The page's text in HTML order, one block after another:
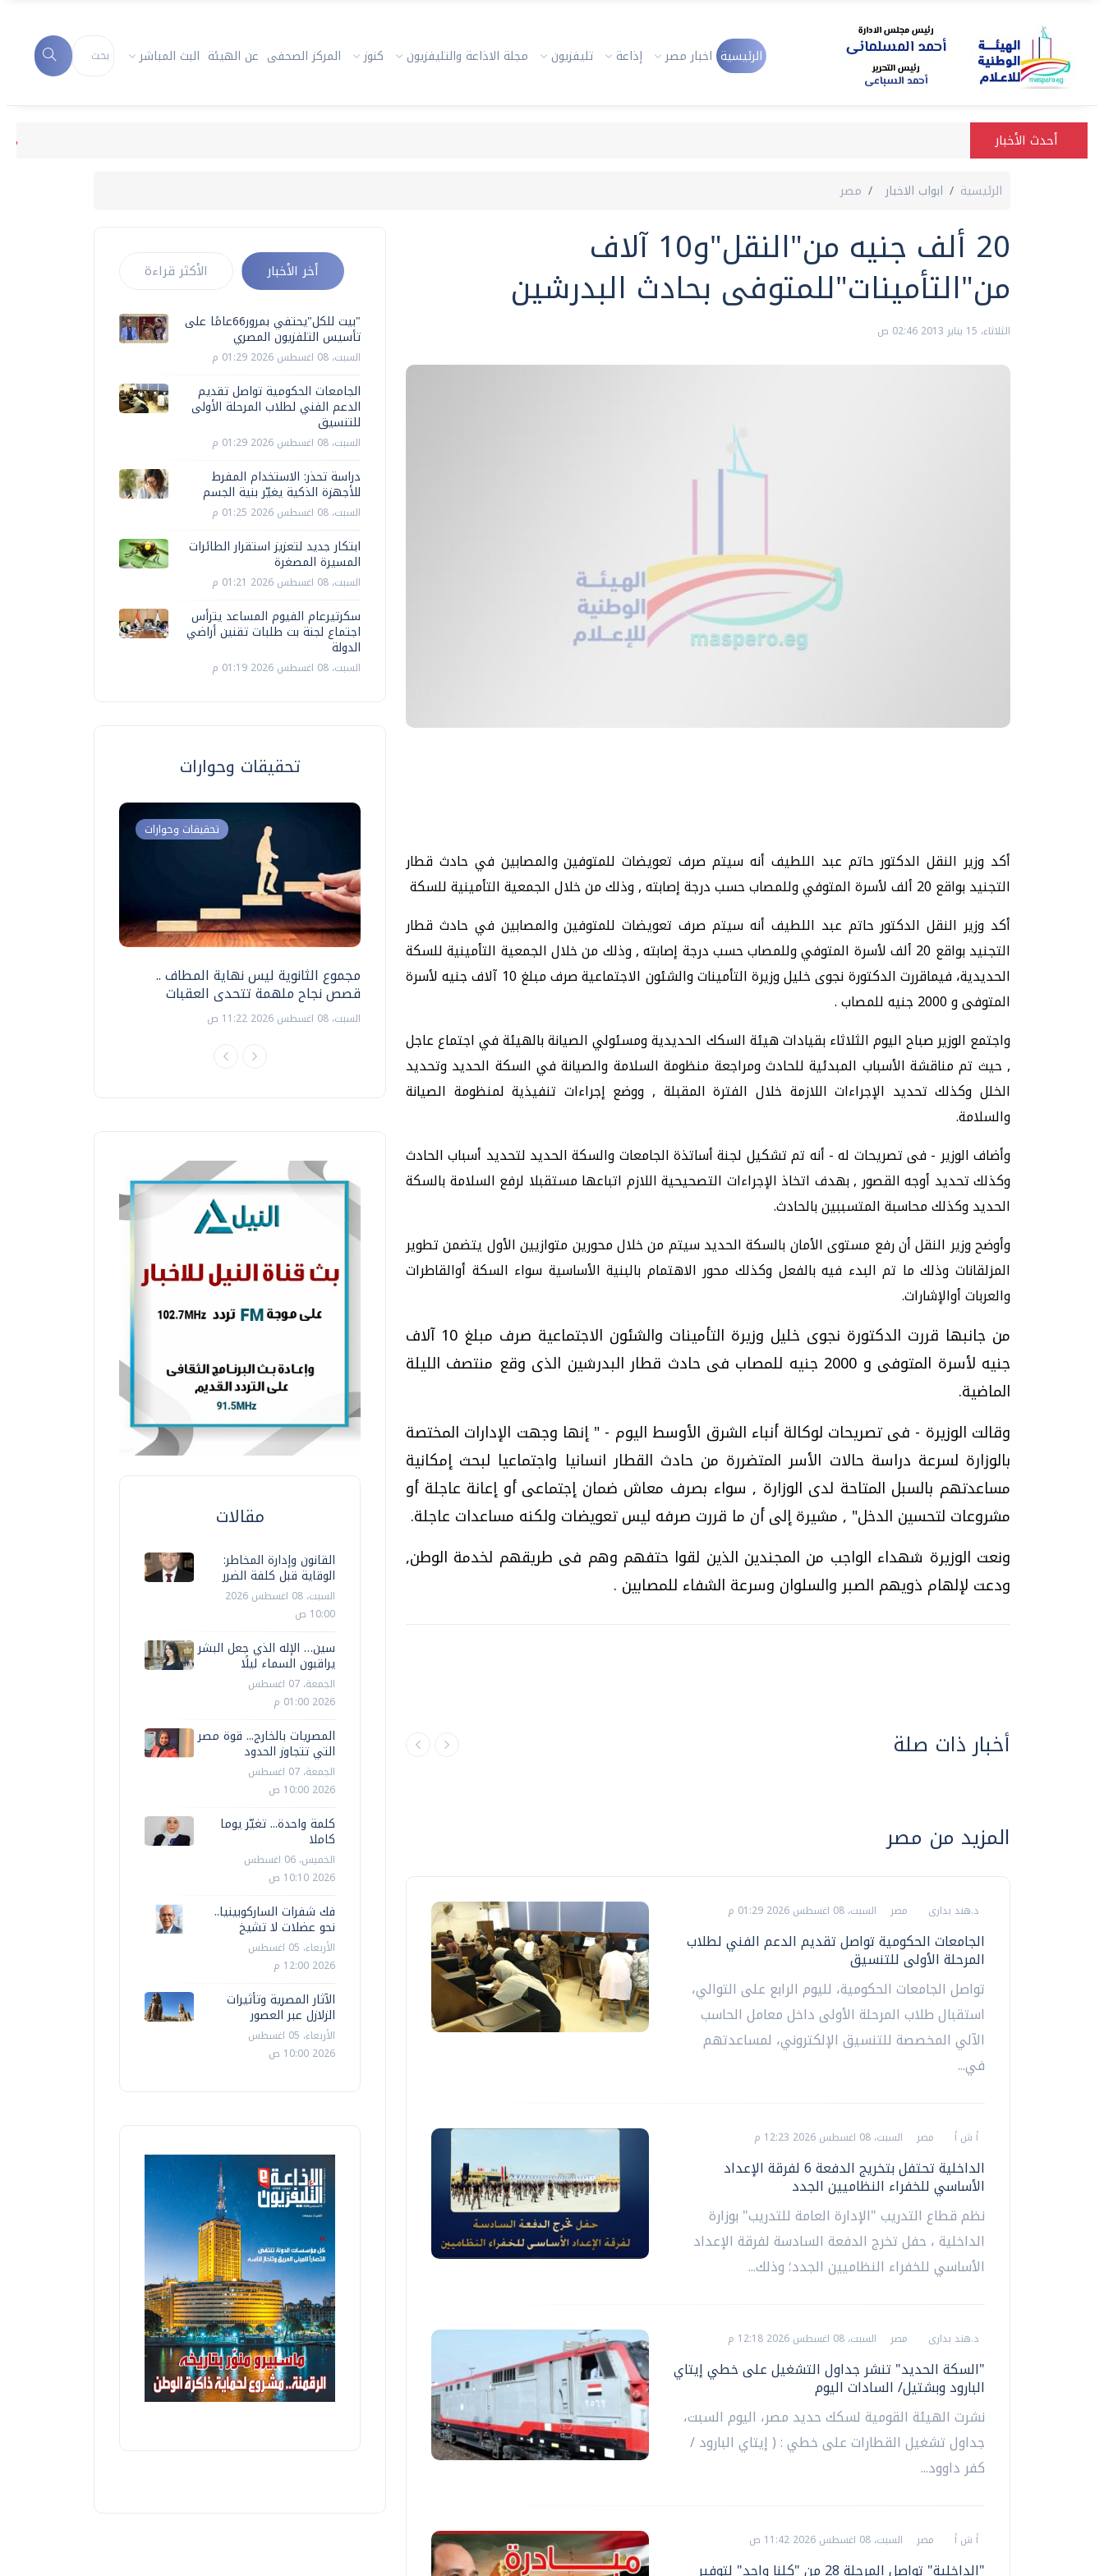
الرئيسية اخبار مصر إذاعة تليفزيون مجلة الاذاعة والتليفزيون كنوز المركز الصحفى عن الهيئة البث المباشر
أحدث الأخبار "بيت للكل"يحتفي
الرئيسية ابواب الاخبار مصر
20 ألف جنيه من"النقل"و10 آلاف
من"التأمينات"للمتوفى بحادث البدرشين
الثلاثاء، 15 يناير 2013 02:46 ص
أكد وزير النقل الدكتور حاتم عبد اللطيف أنه سيتم صرف تعويضات للمتوفين والمصابين في حادث قطار
التجنيد بواقع 20 ألف لأسرة المتوفي وللمصاب حسب درجة إصابته , وذلك من خلال الجمعية التأمينية للسكة
أكد وزير النقل الدكتور حاتم عبد اللطيف أنه سيتم صرف تعويضات للمتوفين والمصابين في حادث قطار
التجنيد بواقع 20 ألف لأسرة المتوفي وللمصاب حسب درجة إصابته , وذلك من خلال الجمعية التأمينية للسكة
الحديدية، فيماقررت الدكتورة نجوى خليل وزيرة التأمينات والشئون الاجتماعية صرف مبلغ 10 آلاف جنيه لأسرة
المتوفى و 2000 جنيه للمصاب .
واجتمع الوزير صباح اليوم الثلاثاء بقيادات هيئة السكك الحديدية ومسئولي الصيانة بالهيئة في اجتماع عاجل
, حيث تم مناقشة الأسباب المبدئية للحادث ومراجعة منظومة السلامة والصيانة في السكة الحديد وتحديد
الخلل وكذلك تحديد الإجراءات اللازمة خلال الفترة المقبلة , ووضع إجراءات تنفيذية لمنظومة الصيانة
والسلامة.
وأضاف الوزير - فى تصريحات له - أنه تم تشكيل لجنة أساتذة الجامعات والسكة الحديد لتحديد أسباب الحادث
وكذلك تحديد أوجه القصور , بهدف اتخاذ الإجراءات التصحيحية اللازم اتباعها مستقبلا لرفع السلامة بالسكة
الحديد وكذلك محاسبة المتسببين بالحادث.
وأوضح وزير النقل أن رفع مستوى الأمان بالسكة الحديد سيتم من خلال محورين متوازيين الأول يتضمن تطوير
المزلقانات وذلك ما تم البدء فيه بالفعل وكذلك محور الاهتمام بالبنية الأساسية سواء السكة أوالقاطرات
والعربات أوالإشارات.
من جانبها قررت الدكتورة نجوى خليل وزيرة التأمينات والشئون الاجتماعية صرف مبلغ 10 آلاف
جنيه لأسرة المتوفى و 2000 جنيه للمصاب فى حادث قطار البدرشين الذى وقع منتصف الليلة
الماضية.
وقالت الوزيرة - فى تصريحات لوكالة أنباء الشرق الأوسط اليوم - " إنها وجهت الإدارات المختصة
بالوزارة لسرعة دراسة حالات الأسر المتضررة من حادث القطار انسانيا واجتماعيا لبحث إمكانية
مساعدتهم بالسبل المتاحة لدى الوزارة , سواء بصرف معاش ضمان إجتماعى أو إعانة عاجلة أو
مشروعات لتحسين الدخل" , مشيرة إلى أن ما قررت صرفه ليس تعويضات ولكنه مساعدات عاجلة.
ونعت الوزيرة شهداء الواجب من المجندين الذين لقوا حتفهم وهم فى طريقهم لخدمة الوطن,
ودعت لإلهام ذويهم الصبر والسلوان وسرعة الشفاء للمصابين .
أخبار ذات صلة
المزيد من مصر
د.هند بدارى مصر السبت، 08 اغسطس 2026 01:29 م
الجامعات الحكومية تواصل تقديم الدعم الفني لطلاب
المرحلة الأولى للتنسيق
تواصل الجامعات الحكومية، لليوم الرابع على التوالي،
استقبال طلاب المرحلة الأولى داخل معامل الحاسب
الآلي المخصصة للتنسيق الإلكتروني، لمساعدتهم
في...
أ ش أ مصر السبت، 08 اغسطس 2026 12:23 م
الداخلية تحتفل بتخريج الدفعة 6 لفرقة الإعداد
الأساسي للخفراء النظاميين الجدد
نظم قطاع التدريب "الإدارة العامة للتدريب" بوزارة
الداخلية ، حفل تخرج الدفعة السادسة لفرقة الإعداد
الأساسي للخفراء النظاميين الجدد؛ وذلك...
د.هند بدارى مصر السبت، 08 اغسطس 2026 12:18 م
"السكة الحديد" تنشر جداول التشغيل على خطي إيتاي
البارود وبشتيل/ السادات اليوم
نشرت الهيئة القومية لسكك حديد مصر، اليوم السبت،
جداول تشغيل القطارات على خطي : ( إيتاي البارود /
كفر داوود...
أ ش أ مصر السبت، 08 اغسطس 2026 11:42 ص
"الداخلية" تواصل المرحلة 28 من "كلنا واحد" لتوفير
أخر الأخبار الأكثر قراءة
"بيت للكل"يحتفي بمرور66عامًا على
تأسيس التلفزيون المصري
السبت، 08 اغسطس 2026 01:29 م
الجامعات الحكومية تواصل تقديم
الدعم الفني لطلاب المرحلة الأولى
للتنسيق
السبت، 08 اغسطس 2026 01:29 م
دراسة تحذر: الاستخدام المفرط
للأجهزة الذكية يغيّر بنية الجسم
السبت، 08 اغسطس 2026 01:25 م
ابتكار جديد لتعزيز استقرار الطائرات
المسيرة المصغرة
السبت، 08 اغسطس 2026 01:21 م
سكرتيرعام الفيوم المساعد يترأس
اجتماع لجنة بت طلبات تقنين أراضي
الدولة
السبت، 08 اغسطس 2026 01:19 م
تحقيقات وحوارات
تحقيقات وحوارات
مجموع الثانوية ليس نهاية المطاف ..
قصص نجاح ملهمة تتحدى العقبات
السبت، 08 اغسطس 2026 11:22 ص
بعد إشعارات "جوجل" .. هل يمكن التنبوء
بالزلازل وكيف نتعامل معها؟
دليلك للتنسيق الجامعي .. تساؤلات فيديو.. الإعلام الرقمي.. تقنيات واعدة
وتحديات هائلة
مقالات
القانون وإدارة المخاطر:
الوقاية قبل كلفة الضرر
السبت، 08 اغسطس 2026
10:00 ص
سين… الإله الذي جعل البشر
يراقبون السماء ليلًا
الجمعة، 07 اغسطس
2026 01:00 م
المصريات بالخارج... قوة مصر
التي تتجاوز الحدود
الجمعة، 07 اغسطس
2026 10:00 ص
كلمة واحدة... تغيّر يوما
كاملا
الخميس، 06 اغسطس
2026 10:10 ص
فك شفرات الساركوبينيا..
نحو عضلات لا تشيخ
الأربعاء، 05 اغسطس
2026 12:00 م
الآثار المصرية وتأثيرات
الزلازل عبر العصور
الأربعاء، 05 اغسطس
2026 10:00 ص